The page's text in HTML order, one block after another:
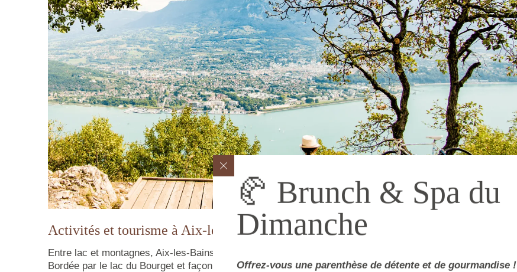
Activités et tourisme à Aix-les-Bains
Entre lac et montagnes, Aix-les-Bains offre un cadre d’exception alliant nature, bien‑être et art de vivre.
Bordée par le lac du Bourget et façonnée par son riche héritage thermal, la ville séduit par son atmosphère
🥐 Brunch & Spa du
Dimanche
Offrez-vous une parenthèse de détente et de gourmandise !